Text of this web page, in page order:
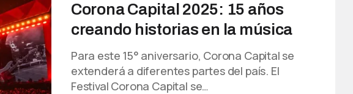
Corona Capital 2025: 15 años
creando historias en la música
Para este 15° aniversario, Corona Capital se
extenderá a diferentes partes del país. El
Festival Corona Capital se…